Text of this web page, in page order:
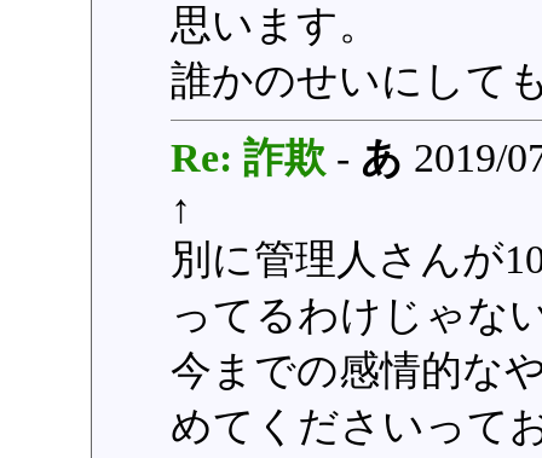
思います。
誰かのせいにして
Re: 詐欺 - あ 2019/
↑
別に管理人さんが
ってるわけじゃな
今までの感情的な
めてくださいって